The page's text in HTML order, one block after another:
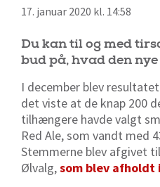
17. januar 2020 kl. 14:58
Du kan til og med
bud på, hvad den
I december blev
det viste at de knap 200
tilhængere havde valgt
Red Ale, som vandt med
Stemmerne blev afgivet
Ølvalg,som blev afholdt